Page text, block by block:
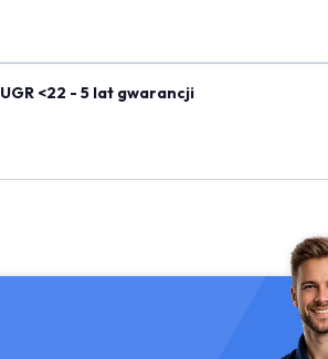
<22 - 5 lat gwarancji